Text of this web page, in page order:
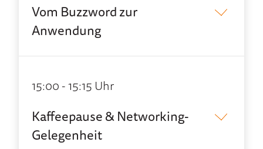
Vom Buzzword zur
Anwendung
15:00 - 15:15 Uhr
Kaffeepause & Networking-
Gelegenheit